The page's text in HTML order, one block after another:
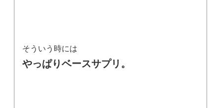
そういう時には
やっぱりベースサプリ。